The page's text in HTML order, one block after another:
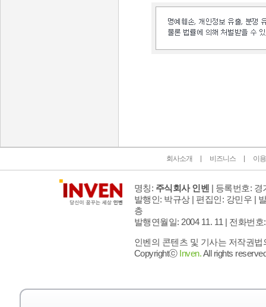
회사소개 비즈니스 이
명칭: 주식회사 인벤 | 등록번호: 경
발행인: 박규상 | 편집인: 강민우 |
층
발행연월일: 2004 11. 11 | 전화번호
인벤의 콘텐츠 및 기사는 저작권
Copyrightⓒ Inven.All rights